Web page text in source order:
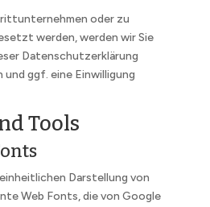
oder zu
werden, werden wir Sie
Datenschutzerklärung
ggf. eine Einwilligung
Tools
Darstellung von
Web Fonts, die von Google